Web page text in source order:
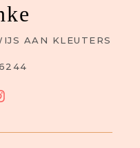
AAN KLEUTERS